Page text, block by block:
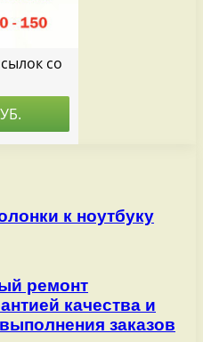
к ноутбуку
ремонт
качества и
заказов